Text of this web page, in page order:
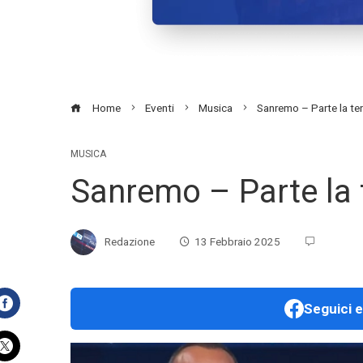
Home Eventi Musica Sanremo – Parte la
MUSICA
Sanremo – Parte la
Redazione 13 Febbraio 2025
Facebook
Seguici